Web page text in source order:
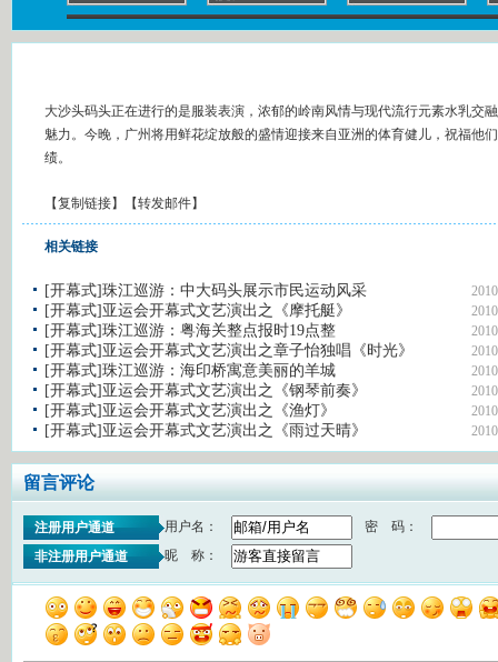
大沙头码头正在进行的是服装表演，浓郁的岭南风情与现代流行元素水乳交
魅力。今晚，广州将用鲜花绽放般的盛情迎接来自亚洲的体育健儿，祝福他
绩。
【复制链接】【转发邮件】
相关链接
[开幕式]珠江巡游：中大码头展示市民运动风采
[开幕式]亚运会开幕式文艺演出之《摩托艇》
[开幕式]珠江巡游：粤海关整点报时19点整
[开幕式]亚运会开幕式文艺演出之章子怡独唱《时光》
[开幕式]珠江巡游：海印桥寓意美丽的羊城
[开幕式]亚运会开幕式文艺演出之《钢琴前奏》
[开幕式]亚运会开幕式文艺演出之《渔灯》
[开幕式]亚运会开幕式文艺演出之《雨过天晴》
留言评论
注册用户通道 用户名：
密 码：
非注册用户通道
昵 称：